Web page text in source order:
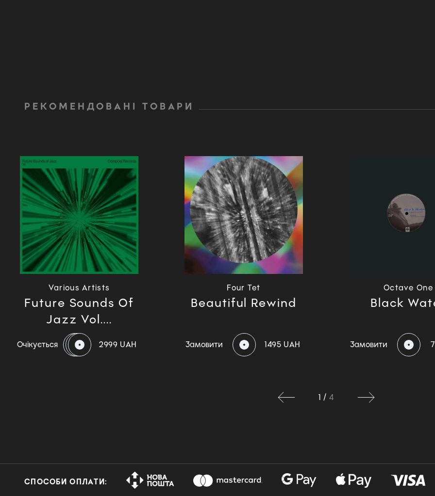
РЕКОМЕНДОВАНІ ТОВАРИ
Various Artists
Future Sounds Of
Jazz Vol....
Очікується 2999 UAH
Four Tet
Beautiful Rewind
Замовити 1495 UAH
Octave One
Black
Замовити
1 / 4
СПОСОБИ ОПЛАТИ: